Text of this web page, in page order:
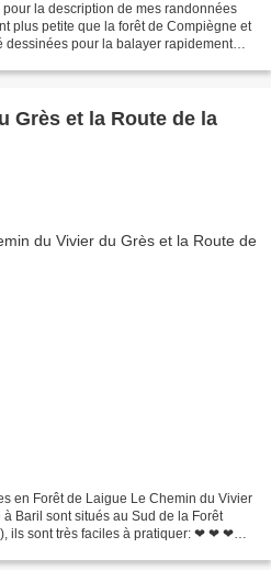
la description de mes randonnées
plus petite que la forêt de Compiègne et
dessinées pour la balayer rapidement
Grès et la Route de la
en Forêt de Laigue Le Chemin du Vivier
Baril sont situés au Sud de la Forêt
ils sont très faciles à pratiquer: ❤ ❤ ❤❤